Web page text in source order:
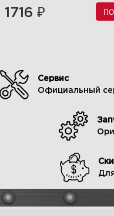
1716 ₽
Сервис
Официальный